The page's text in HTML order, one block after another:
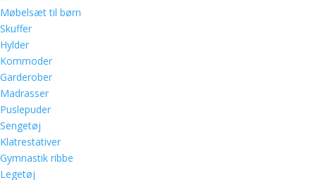
Møbelsæt til børn
Skuffer
Hylder
Kommoder
Garderober
Madrasser
Puslepuder
Sengetøj
Klatrestativer
Gymnastik ribbe
Legetøj